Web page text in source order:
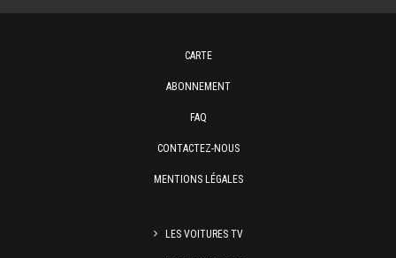
CARTE
ABONNEMENT
FAQ
CONTACTEZ-NOUS
MENTIONS LÉGALES
LES VOITURES TV